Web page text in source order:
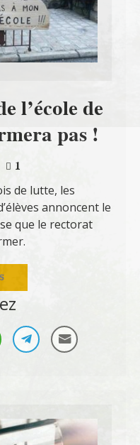
l’école de
pas !
1
de lutte, les
annoncent le
que le rectorat